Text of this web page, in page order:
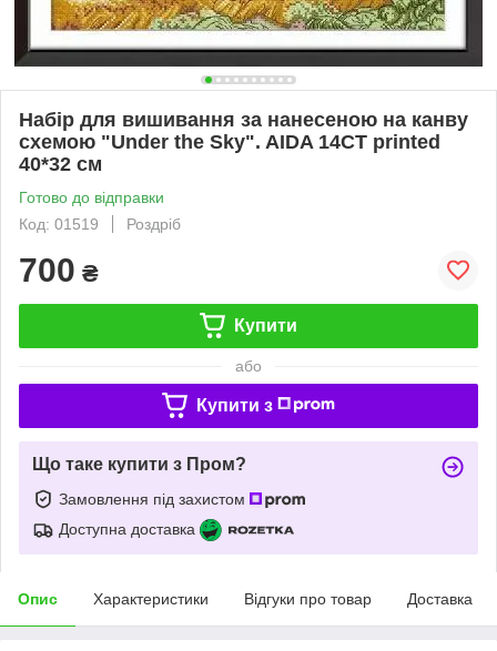
Набір для вишивання за нанесеною на канву
схемою "Under the Sky". AIDA 14CT printed
40*32 см
Готово до відправки
Код: 01519
Роздріб
700 ₴
Купити
або
Купити з
Що таке купити з Пром?
Замовлення під захистом
Доступна доставка
Опис Характеристики Відгуки про товар Доставка